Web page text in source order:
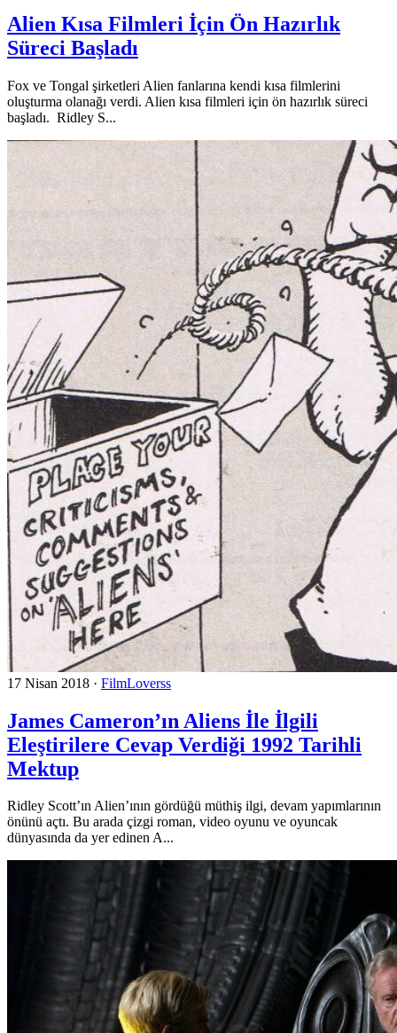
Alien Kısa Filmleri İçin Ön Hazırlık
Süreci Başladı
Fox ve Tongal şirketleri Alien fanlarına kendi kısa filmlerini
oluşturma olanağı verdi. Alien kısa filmleri için ön hazırlık süreci
başladı. Ridley S...
17 Nisan 2018 · FilmLoverss
James Cameron’ın Aliens İle İlgili
Eleştirilere Cevap Verdiği 1992 Tarihli
Mektup
Ridley Scott’ın Alien’ının gördüğü müthiş ilgi, devam yapımlarının
önünü açtı. Bu arada çizgi roman, video oyunu ve oyuncak
dünyasında da yer edinen A...